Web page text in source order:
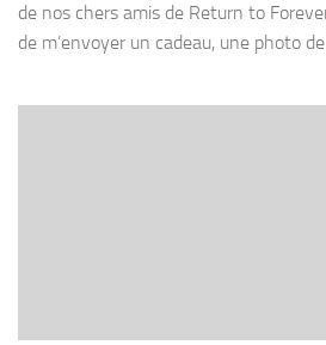
de nos chers amis de Return to
de m’envoyer un cadeau, une photo